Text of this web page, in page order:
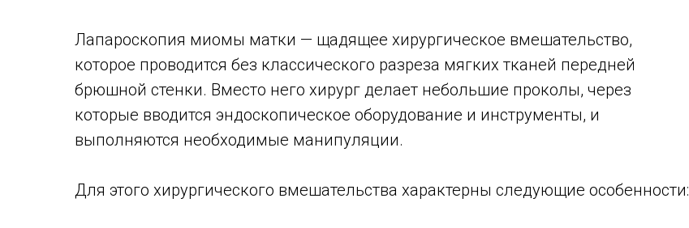
Лапароскопия миомы матки — щадящее хирургическое вмешательство,
которое проводится без классического разреза мягких тканей передней
брюшной стенки. Вместо него хирург делает небольшие проколы, через
которые вводится эндоскопическое оборудование и инструменты, и
выполняются необходимые манипуляции.
Для этого хирургического вмешательства характерны следующие особенности: